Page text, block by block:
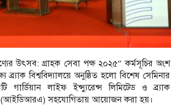
উৎসব: গ্রাহক সেবা পক্ষ ২০২৫” কর্মসূচির অংশ
বিশ্ববিদ্যালয়ে অনুষ্ঠিত হলো বিশেষ সেমিনার
লাইফ ইন্স্যুরেন্স লিমিটেড ও ব্র্যাক
(আইডিআরএ) সহযোগিতায় আয়োজন করা হয়।